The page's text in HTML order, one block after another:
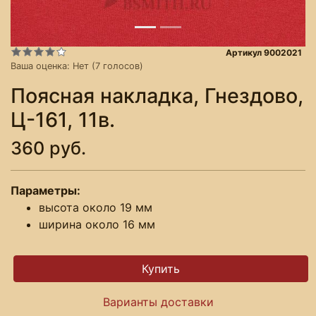
Ваша оценка: Нет (7 голосов)
Артикул 9002021
Поясная накладка, Гнездово,
Ц-161, 11в.
360 руб.
Параметры:
высота около 19 мм
ширина около 16 мм
Варианты доставки